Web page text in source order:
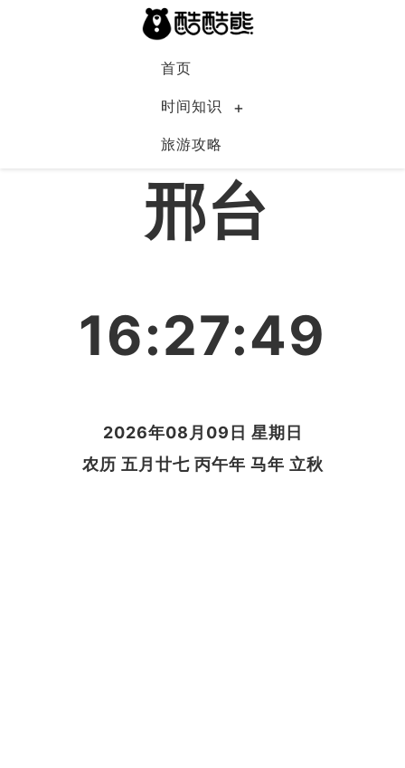
首页
时间知识
旅游攻略
中国
邢台
16:27:49
2026年08月09日 星期日
农历 五月廿七 丙午年 马年 立秋